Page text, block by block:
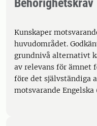
Behörighetskrav
Kunskaper
huvudområdet.
grundnivå alternativt
av relevans för ämnet
före det självständiga
motsvarande Engelska